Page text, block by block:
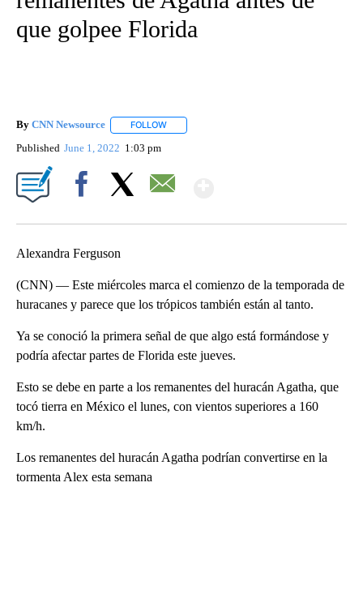
que golpee Florida
By CNN Newsource FOLLOW
Published June 1, 2022 1:03 pm
Alexandra Ferguson
(CNN) — Este miércoles marca el comienzo de la temporada de
huracanes y parece que los trópicos también están al tanto.
Ya se conoció la primera señal de que algo está formándose y
podría afectar partes de Florida este jueves.
Esto se debe en parte a los remanentes del huracán Agatha, que
tocó tierra en México el lunes, con vientos superiores a 160
km/h.
Los remanentes del huracán Agatha podrían convertirse en la
tormenta Alex esta semana